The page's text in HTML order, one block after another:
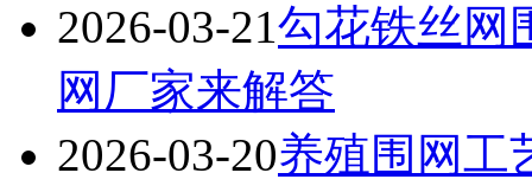
2026-03-21勾花铁丝网
网厂家来解答
2026-03-20养殖围网工